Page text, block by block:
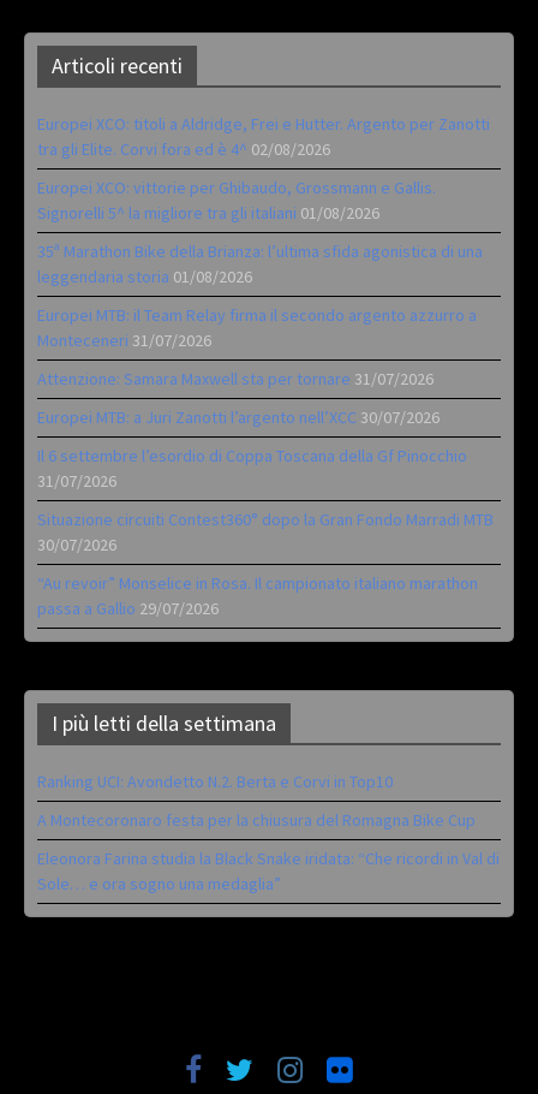
Articoli recenti
Europei XCO: titoli a Aldridge, Frei e Hutter. Argento per Zanotti
tra gli Elite. Corvi fora ed è 4^ 02/08/2026
Europei XCO: vittorie per Ghibaudo, Grossmann e Gallis.
Signorelli 5^ la migliore tra gli italiani 01/08/2026
35ª Marathon Bike della Brianza: l’ultima sfida agonistica di una
leggendaria storia 01/08/2026
Europei MTB: il Team Relay firma il secondo argento azzurro a
Monteceneri 31/07/2026
Attenzione: Samara Maxwell sta per tornare 31/07/2026
Europei MTB: a Juri Zanotti l’argento nell’XCC 30/07/2026
Il 6 settembre l’esordio di Coppa Toscana della Gf Pinocchio
31/07/2026
Situazione circuiti Contest360° dopo la Gran Fondo Marradi MTB
30/07/2026
“Au revoir” Monselice in Rosa. Il campionato italiano marathon
passa a Gallio 29/07/2026
I più letti della settimana
Ranking UCI: Avondetto N.2. Berta e Corvi in Top10
A Montecoronaro festa per la chiusura del Romagna Bike Cup
Eleonora Farina studia la Black Snake iridata: “Che ricordi in Val di
Sole… e ora sogno una medaglia”